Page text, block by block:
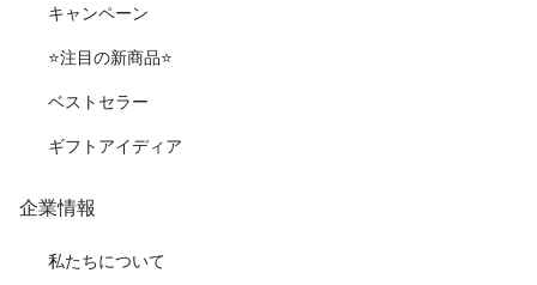
キャンペーン
⭐️注目の新商品⭐️
ベストセラー
ギフトアイディア
企業情報
私たちについて